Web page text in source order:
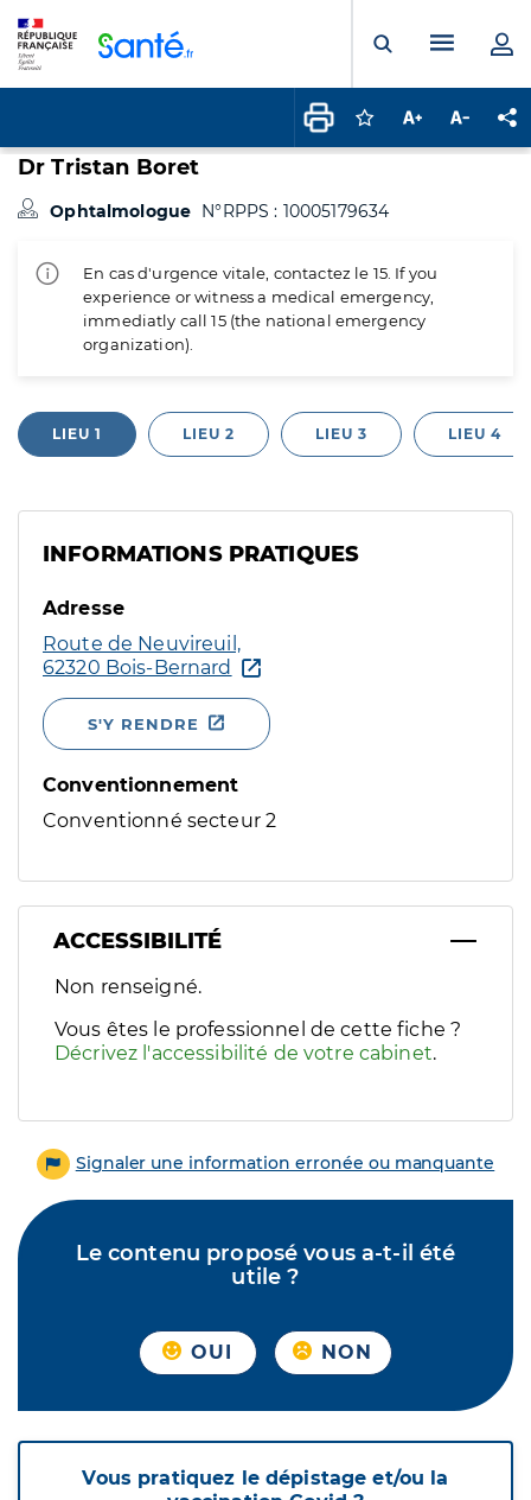
Ouvrir laMenu
Connectez-vous
Augmenter la
Dr Tristan Boret
Ophtalmologue N°RPPS : 10005179634
En cas d'urgence vitale, contactez le 15. If you
experience or witness a medical emergency,
immediatly call 15 (the national emergency
organization).
LIEU 1 LIEU 2 LIEU 3 LIEU 4
INFORMATIONS PRATIQUES
Adresse
Route de Neuvireuil,
62320 Bois-Bernard
S'Y RENDRE
Conventionnement
Conventionné secteur 2
ACCESSIBILITÉ
Filtres
Sélectionnez un ou plusieurs handicaps/besoins
Non renseigné.
Vous êtes le professionnel de cette fiche ?
Décrivez l'accessibilité de votre cabinet.
Signaler une information erronée ou manquante
Le contenu proposé vous a-t-il été
utile ?
OUI NON
Vous pratiquez le dépistage et/ou la